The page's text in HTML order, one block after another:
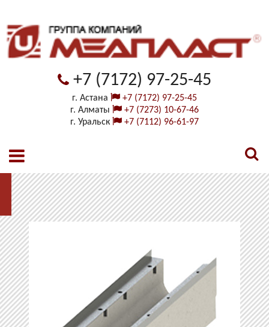
+7 (7172) 97-25-45
г. Астана
+7 (7172) 97-25-45
г. Алматы
+7 (7273) 10-67-46
г. Уральск
+7 (7112) 96-61-97